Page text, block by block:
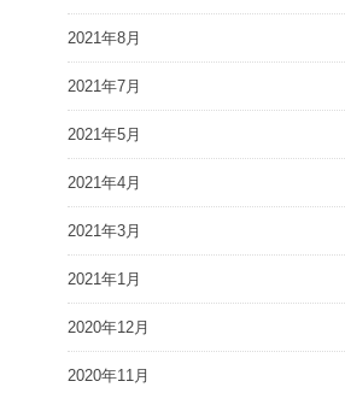
2021年8月
2021年7月
2021年5月
2021年4月
2021年3月
2021年1月
2020年12月
2020年11月